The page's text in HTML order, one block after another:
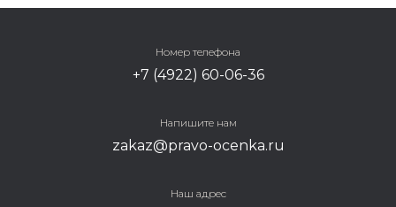
Номер телефона
+7 (4922) 60-06-36
Напишите нам
zakaz@pravo-ocenka.ru
Наш адрес